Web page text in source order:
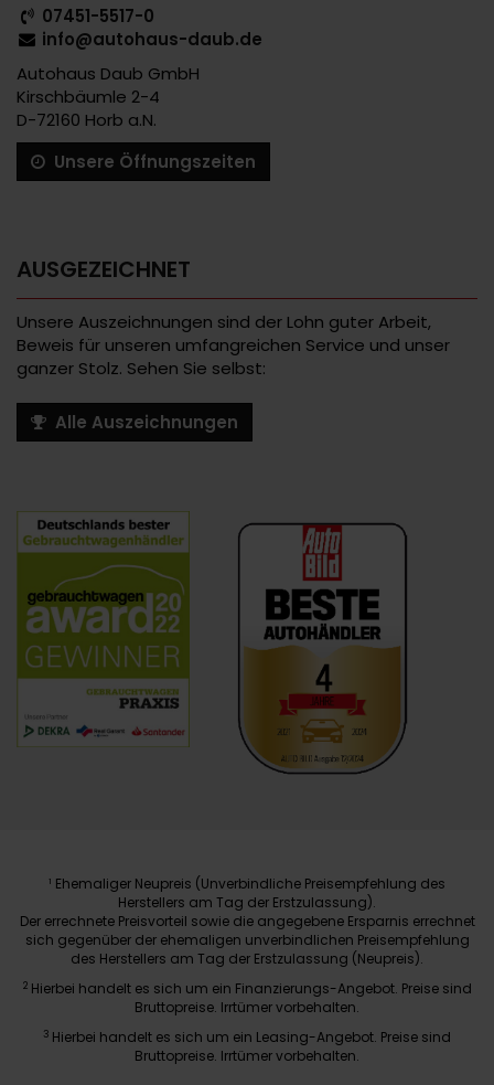
07451-5517-0
info@autohaus-daub.de
Autohaus Daub GmbH
Kirschbäumle 2-4
D-72160 Horb a.N.
Unsere Öffnungszeiten
AUSGEZEICHNET
Unsere Auszeichnungen sind der Lohn guter Arbeit,
Beweis für unseren umfangreichen Service und unser
ganzer Stolz. Sehen Sie selbst:
Alle Auszeichnungen
1 Ehemaliger Neupreis (Unverbindliche Preisempfehlung des
Herstellers am Tag der Erstzulassung).
Der errechnete Preisvorteil sowie die angegebene Ersparnis errechnet
sich gegenüber der ehemaligen unverbindlichen Preisempfehlung
des Herstellers am Tag der Erstzulassung (Neupreis).
2 Hierbei handelt es sich um ein Finanzierungs-Angebot. Preise sind
Bruttopreise. Irrtümer vorbehalten.
3 Hierbei handelt es sich um ein Leasing-Angebot. Preise sind
Bruttopreise. Irrtümer vorbehalten.